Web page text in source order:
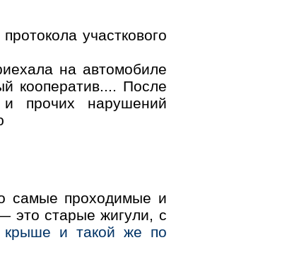
участкового
на автомобиле
кооператив.... После
и прочих нарушений
самые проходимые и
это старые жигули, с
крыше и такой же по